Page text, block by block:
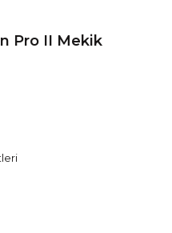
Pro II Mekik